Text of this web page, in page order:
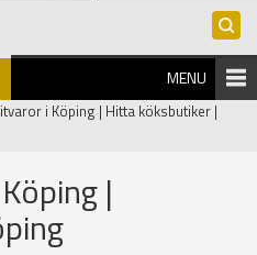
MENU
i Köping | Hitta köksbutiker |
|